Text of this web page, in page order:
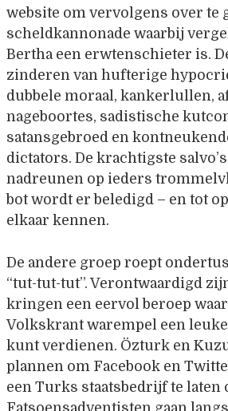
website om vervolgens over te
scheldkannonade waarbij
Bertha een erwtenschieter is.
zinderen van hufterige
dubbele moraal, kankerlullen,
nageboortes, sadistische
satansgebroed en
dictators. De krachtigste
nadreunen op ieders
bot wordt er beledigd – en tot
elkaar kennen.
De andere groep roept
“tut-tut-tut”. Verontwaardigd
kringen een eervol beroep
Volkskrant warempel een
kunt verdienen. Özturk en
plannen om Facebook en
een Turks staatsbedrijf te laten
Fatsoensadventisten gaan